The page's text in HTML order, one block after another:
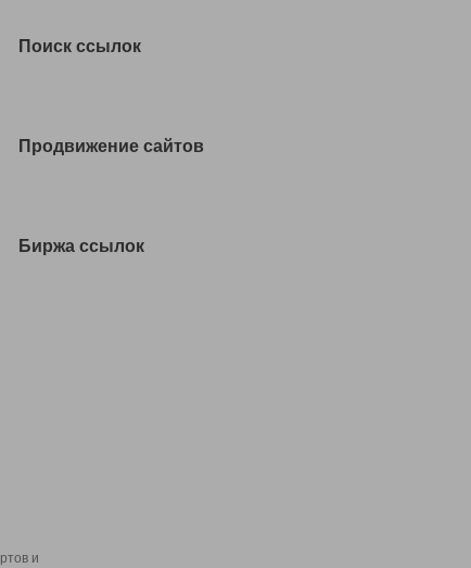
Поиск ссылок
Продвижение сайтов
Биржа ссылок
и